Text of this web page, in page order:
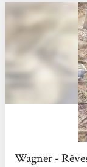
Wagner -